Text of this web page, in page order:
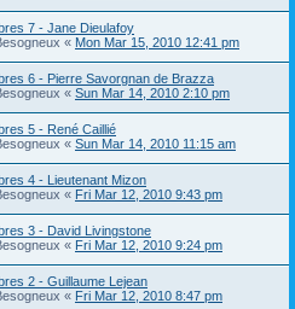
7 - Jane Dieulafoy
« Mon Mar 15, 2010 12:41 pm
6 - Pierre Savorgnan de Brazza
« Sun Mar 14, 2010 2:10 pm
5 - René Caillié
« Sun Mar 14, 2010 11:15 am
4 - Lieutenant Mizon
« Fri Mar 12, 2010 9:43 pm
3 - David Livingstone
« Fri Mar 12, 2010 9:24 pm
2 - Guillaume Lejean
« Fri Mar 12, 2010 8:47 pm